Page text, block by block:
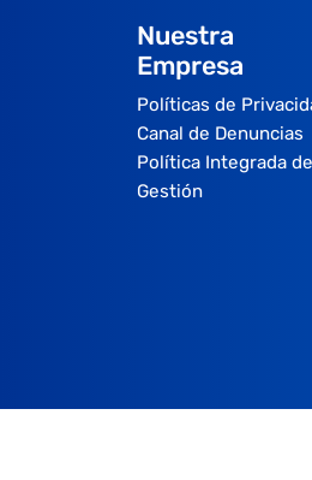
Nuestra
Empresa
Políticas de
Canal de Denuncias
Política Integrada de
Gestión